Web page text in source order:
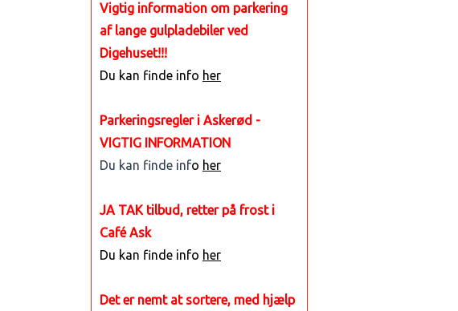
Vigtig information om parkering
af lange gulpladebiler ved
Digehuset!!!
Du kan finde info her
Parkeringsregler i Askerød -
VIGTIG INFORMATION
Du kan finde info her
JA TAK tilbud, retter på frost i
Café Ask
Du kan finde info her
Det er nemt at sortere, med hjælp